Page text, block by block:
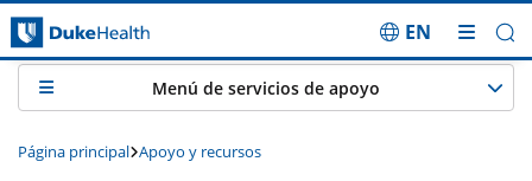
Saltar navegación
EN
Página principal Apoyo y recursos
Menú de servicios de apoyo